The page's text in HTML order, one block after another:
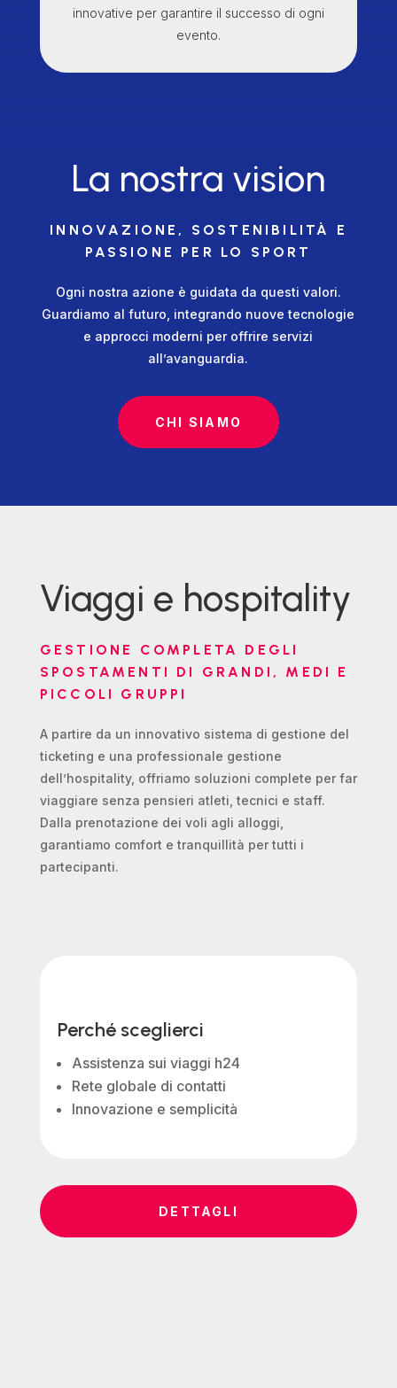
innovative per garantire il successo di ogni
evento.
La nostra vision
INNOVAZIONE, SOSTENIBILITÀ E
PASSIONE PER LO SPORT
Ogni nostra azione è guidata da questi valori.
Guardiamo al futuro, integrando nuove tecnologie
e approcci moderni per offrire servizi
all’avanguardia.
CHI SIAMO
Viaggi e hospitality
GESTIONE COMPLETA DEGLI
SPOSTAMENTI DI GRANDI, MEDI E
PICCOLI GRUPPI
A partire da un innovativo sistema di gestione del
ticketing e una professionale gestione
dell’hospitality, offriamo soluzioni complete per far
viaggiare senza pensieri atleti, tecnici e staff.
Dalla prenotazione dei voli agli alloggi,
garantiamo comfort e tranquillità per tutti i
partecipanti.
Perché sceglierci
Assistenza sui viaggi h24
Rete globale di contatti
Innovazione e semplicità
DETTAGLI